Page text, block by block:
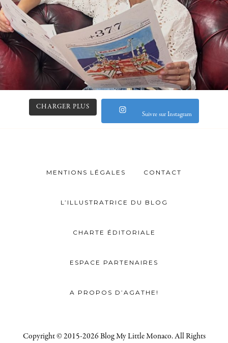
CHARGER PLUS
Suivre sur Instagram
MENTIONS LÉGALES CONTACT
L’ILLUSTRATRICE DU BLOG
CHARTE ÉDITORIALE
ESPACE PARTENAIRES
A PROPOS D’AGATHE!
Copyright © 2015-2026 Blog My Little Monaco. All Rights